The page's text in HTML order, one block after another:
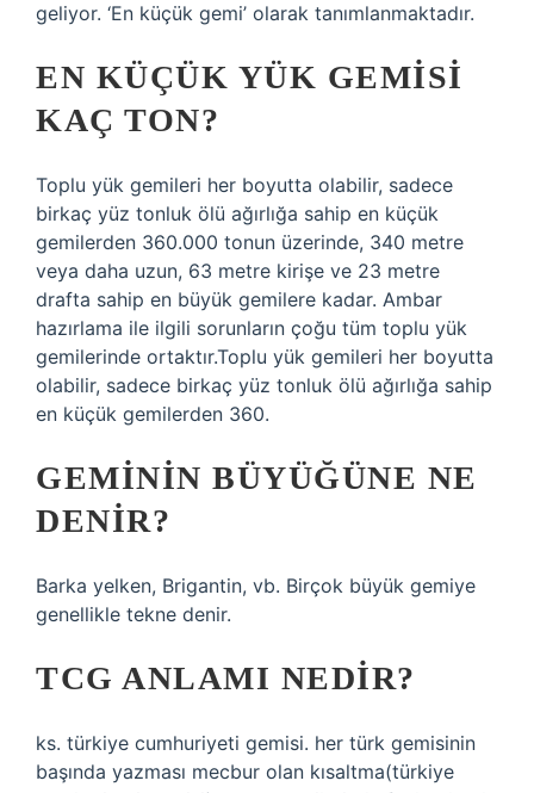
geliyor. ‘En küçük gemi’ olarak tanımlanmaktadır.
EN KÜÇÜK YÜK GEMISI
KAÇ TON?
Toplu yük gemileri her boyutta olabilir, sadece
birkaç yüz tonluk ölü ağırlığa sahip en küçük
gemilerden 360.000 tonun üzerinde, 340 metre
veya daha uzun, 63 metre kirişe ve 23 metre
drafta sahip en büyük gemilere kadar. Ambar
hazırlama ile ilgili sorunların çoğu tüm toplu yük
gemilerinde ortaktır.Toplu yük gemileri her boyutta
olabilir, sadece birkaç yüz tonluk ölü ağırlığa sahip
en küçük gemilerden 360.
GEMININ BÜYÜĞÜNE NE
DENIR?
Barka yelken, Brigantin, vb. Birçok büyük gemiye
genellikle tekne denir.
TCG ANLAMI NEDIR?
ks. türkiye cumhuriyeti gemisi. her türk gemisinin
başında yazması mecbur olan kısaltma(türkiye